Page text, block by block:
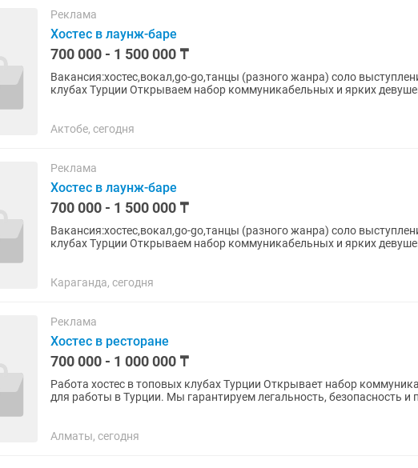
Реклама
Хостес в лаунж-баре
700 000 - 1 500 000 ₸
Вакансия:хостес,вокал,go-go,танцы (разного жанра) соло выступления. Работа в
клубах Турции Открываем набор коммуникабельных и ярких девушек для работы в Турции.
Актобе, сегодня
Реклама
Хостес в лаунж-баре
700 000 - 1 500 000 ₸
Вакансия:хостес,вокал,go-go,танцы (разного жанра) соло выступления. Работа в
клубах Турции Открываем набор коммуникабельных и ярких девушек для работы в Турции.
Караганда, сегодня
Реклама
Хостес в ресторане
700 000 - 1 000 000 ₸
Работа хостес в топовых клубах Турции Открывает набор
для работы в Турции. Мы гарантируем легальность, безопасность
Алматы, сегодня